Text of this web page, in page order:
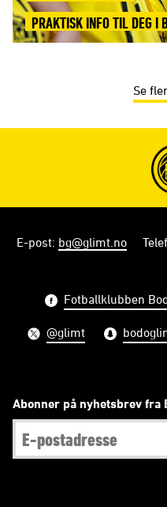
PRAKTISK INFO TIL DEG I
Se
E-post: bg@glimt.no
Fotballklubben
@glimt
Abonner på nyhetsbrev fra